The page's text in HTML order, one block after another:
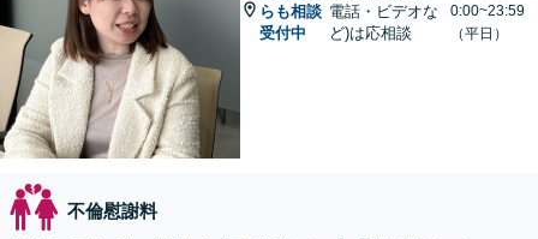
らも相談
受付中
電話・ビデオな
ど)は応相談
0:00~23:59
（平日）
不倫慰謝料